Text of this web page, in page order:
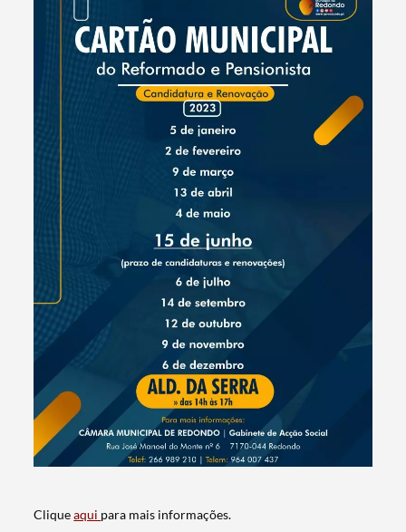
Termo de Pesquisa
Categorias gerais
Cliqueaqui para mais informações.